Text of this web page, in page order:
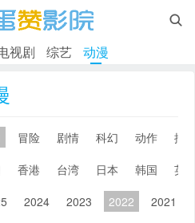

视剧 综艺 动漫
冒险 剧情 科幻 动作
搞
香港 台湾 日本 韩国
英
2024 2023 2022 2021